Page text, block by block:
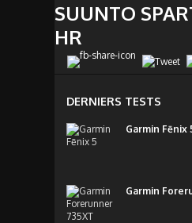
SUUNTO
HR
DERNIERS TESTS
Garmin Fēnix
Garmin